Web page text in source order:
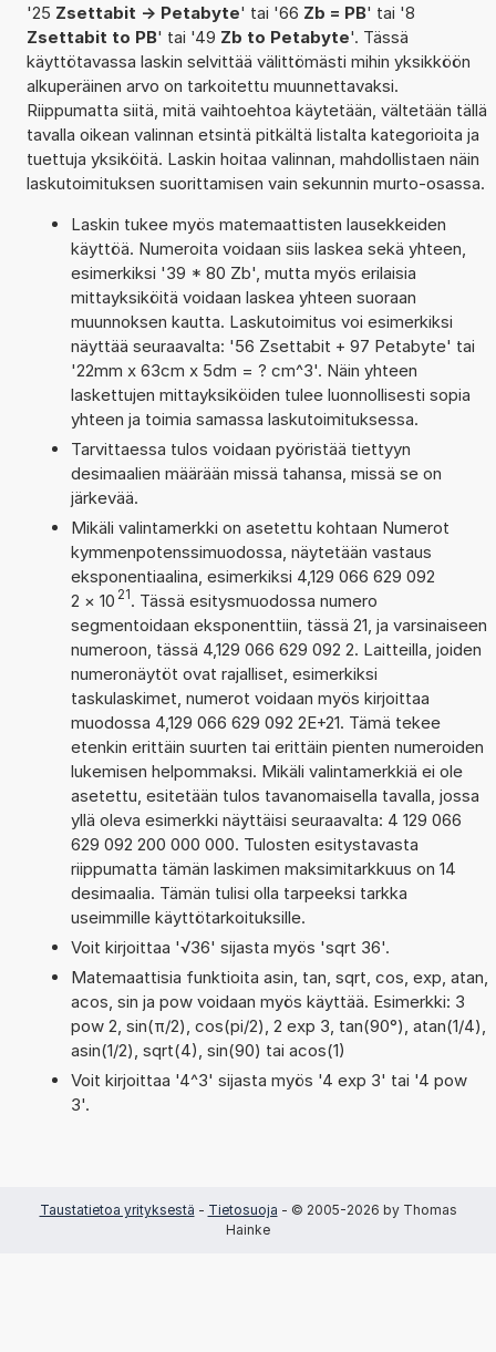
'25 Zsettabit -> Petabyte' tai '66 Zb = PB' tai '8
Zsettabit to PB' tai '49 Zb to Petabyte'. Tässä
käyttötavassa laskin selvittää välittömästi mihin yksikköön
alkuperäinen arvo on tarkoitettu muunnettavaksi.
Riippumatta siitä, mitä vaihtoehtoa käytetään, vältetään tällä
tavalla oikean valinnan etsintä pitkältä listalta kategorioita ja
tuettuja yksiköitä. Laskin hoitaa valinnan, mahdollistaen näin
laskutoimituksen suorittamisen vain sekunnin murto-osassa.
Laskin tukee myös matemaattisten lausekkeiden
käyttöä. Numeroita voidaan siis laskea sekä yhteen,
esimerkiksi '39 * 80 Zb', mutta myös erilaisia
mittayksiköitä voidaan laskea yhteen suoraan
muunnoksen kautta. Laskutoimitus voi esimerkiksi
näyttää seuraavalta: '56 Zsettabit + 97 Petabyte' tai
'22mm x 63cm x 5dm = ? cm^3'. Näin yhteen
laskettujen mittayksiköiden tulee luonnollisesti sopia
yhteen ja toimia samassa laskutoimituksessa.
Tarvittaessa tulos voidaan pyöristää tiettyyn
desimaalien määrään missä tahansa, missä se on
järkevää.
Mikäli valintamerkki on asetettu kohtaan Numerot
kymmenpotenssimuodossa, näytetään vastaus
eksponentiaalina, esimerkiksi 4,129 066 629 092
2 × 10 21. Tässä esitysmuodossa numero
segmentoidaan eksponenttiin, tässä 21, ja varsinaiseen
numeroon, tässä 4,129 066 629 092 2. Laitteilla, joiden
numeronäytöt ovat rajalliset, esimerkiksi
taskulaskimet, numerot voidaan myös kirjoittaa
muodossa 4,129 066 629 092 2E+21. Tämä tekee
etenkin erittäin suurten tai erittäin pienten numeroiden
lukemisen helpommaksi. Mikäli valintamerkkiä ei ole
asetettu, esitetään tulos tavanomaisella tavalla, jossa
yllä oleva esimerkki näyttäisi seuraavalta: 4 129 066
629 092 200 000 000. Tulosten esitystavasta
riippumatta tämän laskimen maksimitarkkuus on 14
desimaalia. Tämän tulisi olla tarpeeksi tarkka
useimmille käyttötarkoituksille.
Voit kirjoittaa '√36' sijasta myös 'sqrt 36'.
Matemaattisia funktioita asin, tan, sqrt, cos, exp, atan,
acos, sin ja pow voidaan myös käyttää. Esimerkki: 3
pow 2, sin(π/2), cos(pi/2), 2 exp 3, tan(90°), atan(1/4),
asin(1/2), sqrt(4), sin(90) tai acos(1)
Voit kirjoittaa '4^3' sijasta myös '4 exp 3' tai '4 pow
3'.
Taustatietoa yrityksestä - Tietosuoja - © 2005-2026 by Thomas
Hainke